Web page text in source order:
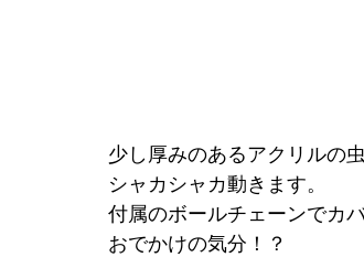
少し厚みのあるアクリルの
シャカシャカ動きます。
付属のボールチェーンでカ
おでかけの気分！？